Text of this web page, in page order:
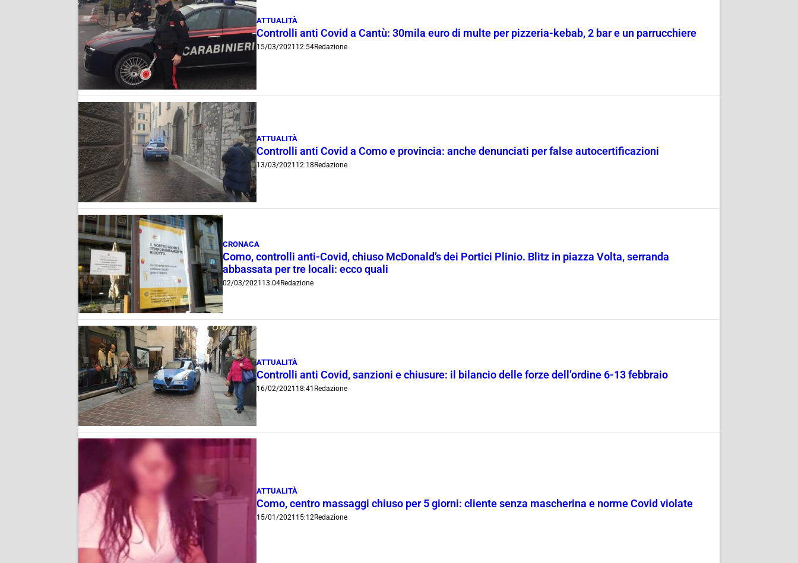
ATTUALITÀ
Controlli anti Covid a Cantù: 30mila euro di multe per pizzeria-kebab, 2 bar e un parrucchiere
15/03/2021 12:54Redazione
ATTUALITÀ
Controlli anti Covid a Como e provincia: anche denunciati per false autocertificazioni
13/03/2021 12:18 Redazione
CRONACA
Como, controlli anti-Covid, chiuso McDonald’s dei Portici Plinio. Blitz in piazza Volta, serranda
abbassata per tre locali: ecco quali
02/03/2021 13:04Redazione
ATTUALITÀ
Controlli anti Covid, sanzioni e chiusure: il bilancio delle forze dell’ordine 6-13 febbraio
16/02/2021 18:41 Redazione
ATTUALITÀ
Como, centro massaggi chiuso per 5 giorni: cliente senza mascherina e norme Covid violate
15/01/2021 15:12Redazione